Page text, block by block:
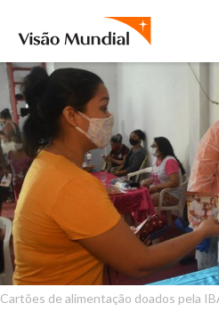
Cartões de alimentação doados pela